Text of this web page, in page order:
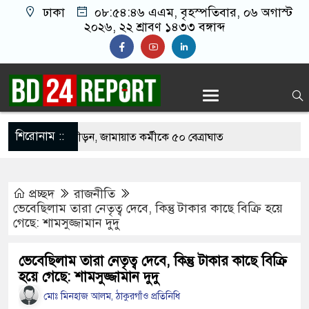
ঢাকা ০৮:৫৪:৪৭ এএম, বৃহস্পতিবার, ০৬ অগাস্ট
২০২৬, ২২ শ্রাবণ ১৪৩৩ বঙ্গাব্দ
শিরোনাম ::
যৌন নিপীড়ন, জামায়াত কর্মীকে ৫০ বেত্রাঘাত
টাকাও বাড়ালে সরকার টিকতে পারবে না: নাহিদ
পদক্ষেপের ইঙ্গিত নেতানিয়াহুর
জুলাই’ স্মারক তোরণে আগুনের ঘটনায় মামলা
প্রচ্ছদ
রাজনীতি
ভেবেছিলাম তারা নেতৃত্ব দেবে, কিন্তু টাকার কাছে বিক্রি হয়ে
গেছে: শামসুজ্জামান দুদু
ভেবেছিলাম তারা নেতৃত্ব দেবে, কিন্তু টাকার কাছে বিক্রি
হয়ে গেছে: শামসুজ্জামান দুদু
মোঃ মিনহাজ আলম, ঠাকুরগাঁও প্রতিনিধি